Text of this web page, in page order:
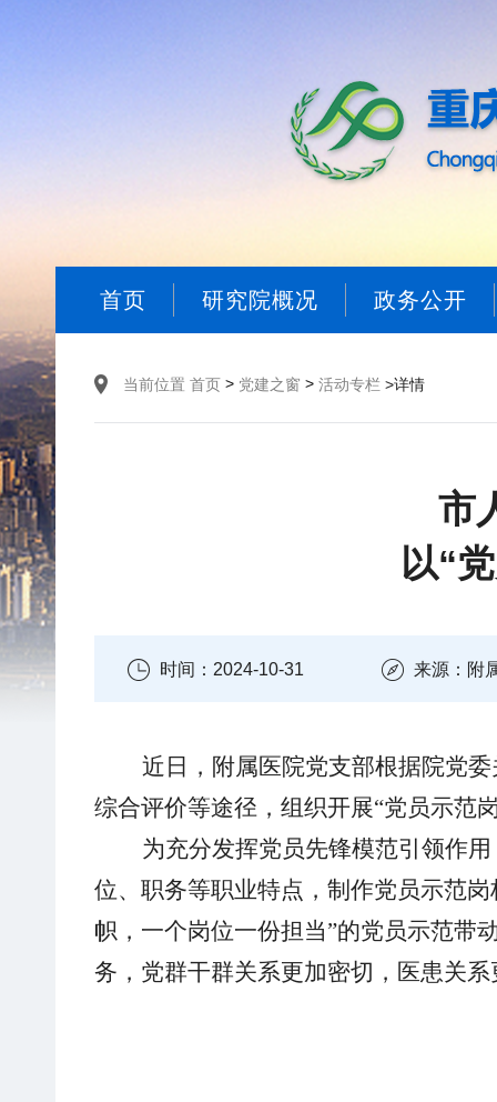
首页 研究院概况 政务公开
当前位置 首页 > 党建之窗 > 活动专栏 >详情
市
以“
时间：2024-10-31 来源：附
近日， 附属医院党支部根据院党
综合评价等途径 ， 组织开展“党员示范
为充分发挥党员先锋模范引领作用
位、职务等职业特点，制作党员示范岗
帜，一个岗位一份担当”的党员示范带
务， 党群干群关系更加密切 ， 医患关系